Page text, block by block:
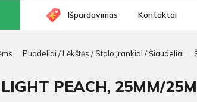
Išpardavimas Kontaktai
Puodeliai / Lėkštės / Stalo įrankiai / Šiaudeliai
PEACH, 25MM/